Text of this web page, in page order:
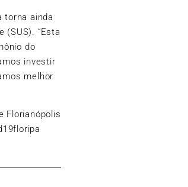
torna ainda
(SUS). “Esta
do
investir
melhor
Florianópolis